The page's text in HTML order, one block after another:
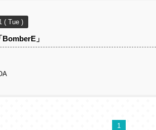
( Tue )
BomberE」
1